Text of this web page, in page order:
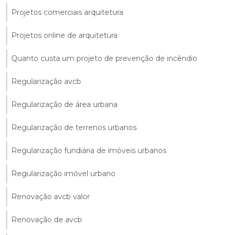
Projetos comerciais arquitetura
Projetos online de arquitetura
Quanto custa um projeto de prevenção de incêndio
Regularização avcb
Regularização de área urbana
Regularização de terrenos urbanos
Regularização fundiária de imóveis urbanos
Regularização imóvel urbano
Renovação avcb valor
Renovação de avcb